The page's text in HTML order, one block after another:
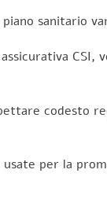
sanitario
CSI,
codesto
per la